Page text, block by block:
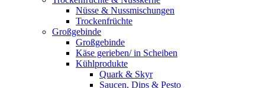
Nüsse & Nussmischungen
Trockenfrüchte
Großgebinde
Großgebinde
Käse gerieben/ in Scheiben
Kühlprodukte
Quark & Skyr
Saucen, Dips & Pesto